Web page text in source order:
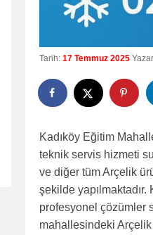
Tarih: 17 Temmuz 2025
Kadıköy Eğitim
teknik servis hizmeti
ve diğer tüm Arçelik
şekilde
profesyonel çözümler
mahallesindeki Arçelik